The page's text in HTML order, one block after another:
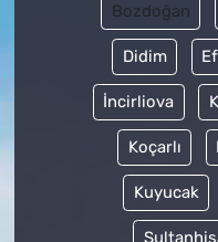
Bozdoğan
Didim
İncirliova
Koçarlı
Kuyucak